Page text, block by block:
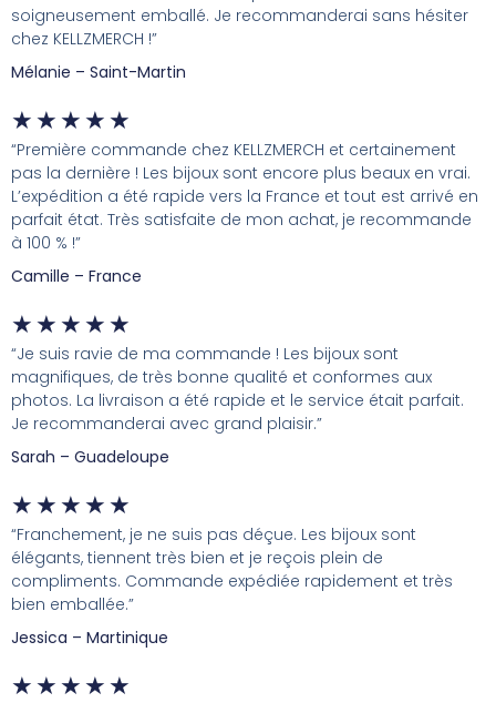
soigneusement emballé. Je recommanderai sans hésiter
chez KELLZMERCH !”
Mélanie – Saint-Martin
★ ★ ★ ★ ★
“Première commande chez KELLZMERCH et certainement
pas la dernière ! Les bijoux sont encore plus beaux en vrai.
L’expédition a été rapide vers la France et tout est arrivé en
parfait état. Très satisfaite de mon achat, je recommande
à 100 % !”
Camille – France
★ ★ ★ ★ ★
“Je suis ravie de ma commande ! Les bijoux sont
magnifiques, de très bonne qualité et conformes aux
photos. La livraison a été rapide et le service était parfait.
Je recommanderai avec grand plaisir.”
Sarah – Guadeloupe
★ ★ ★ ★ ★
“Franchement, je ne suis pas déçue. Les bijoux sont
élégants, tiennent très bien et je reçois plein de
compliments. Commande expédiée rapidement et très
bien emballée.”
Jessica – Martinique
★ ★ ★ ★ ★